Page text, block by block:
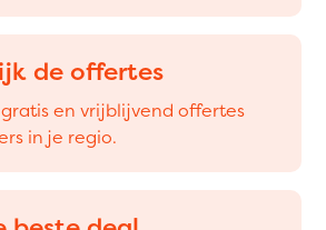
de offertes
en vrijblijvend offertes
in je regio.